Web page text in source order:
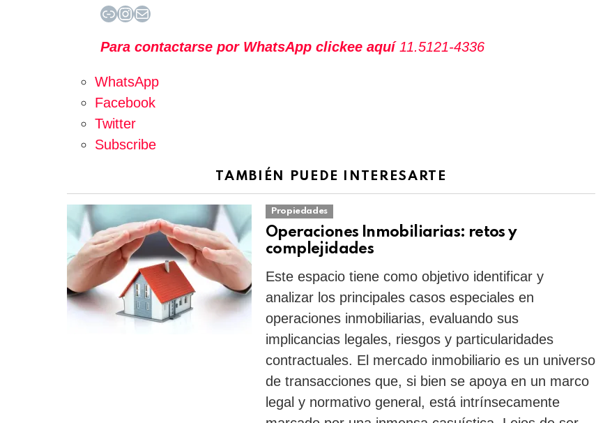
Enlace InstagramCorreo electrónico
Para contactarse por WhatsApp clickee aquí11.5121-4336
WhatsApp
Facebook
Twitter
Subscribe
TAMBIÉN PUEDE INTERESARTE
Propiedades
Operaciones Inmobiliarias: retos y
complejidades
Este espacio tiene como objetivo identificar y
analizar los principales casos especiales en
operaciones inmobiliarias, evaluando sus
implicancias legales, riesgos y particularidades
contractuales. El mercado inmobiliario es un universo
de transacciones que, si bien se apoya en un marco
legal y normativo general, está intrínsecamente